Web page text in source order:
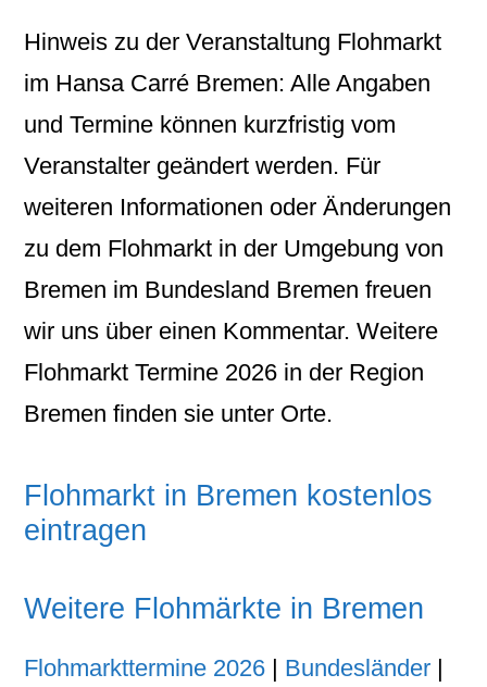
Hinweis zu der Veranstaltung Flohmarkt
im Hansa Carré Bremen: Alle Angaben
und Termine können kurzfristig vom
Veranstalter geändert werden. Für
weiteren Informationen oder Änderungen
zu dem Flohmarkt in der Umgebung von
Bremen im Bundesland Bremen freuen
wir uns über einen Kommentar. Weitere
Flohmarkt Termine 2026 in der Region
Bremen finden sie unter Orte.
Flohmarkt in Bremen kostenlos
eintragen
Weitere Flohmärkte in Bremen
Flohmarkttermine 2026 | Bundesländer |